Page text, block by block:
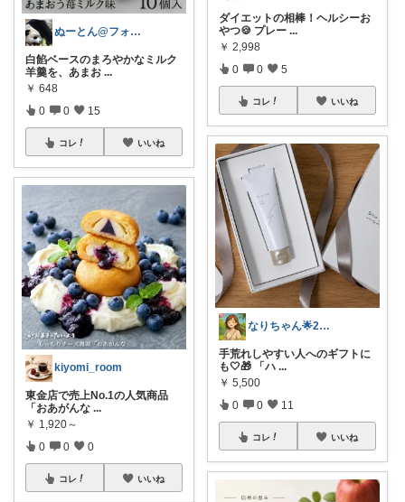
ぬーとん@フォロバ100％
白餡ベースのまろやかなミルク
羊羹を、あまお ...
￥ 648
0 0 15
コレ いいね
kiyomi_room
東金店で売上No.1の人気商品
「おあがんな ...
￥ 1,920～
0 0 0
コレ いいね
ダイエットの相棒！ヘルシーお
やつ🍪 プレー ...
￥ 2,998
0 0 5
コレ いいね
なりちゃん🌟2歳のmama🦖
手荒れしやすい人へのギフトに
も🤍🎁 「ハ ...
￥ 5,500
0 0 11
コレ いいね